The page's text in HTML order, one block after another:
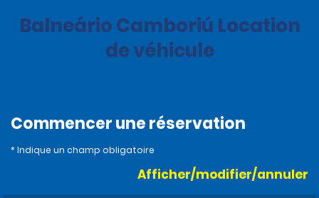
Balneário Camboriú Location
de véhicule
Commencer une réservation
* Indique un champ obligatoire
Afficher/modifier/annuler